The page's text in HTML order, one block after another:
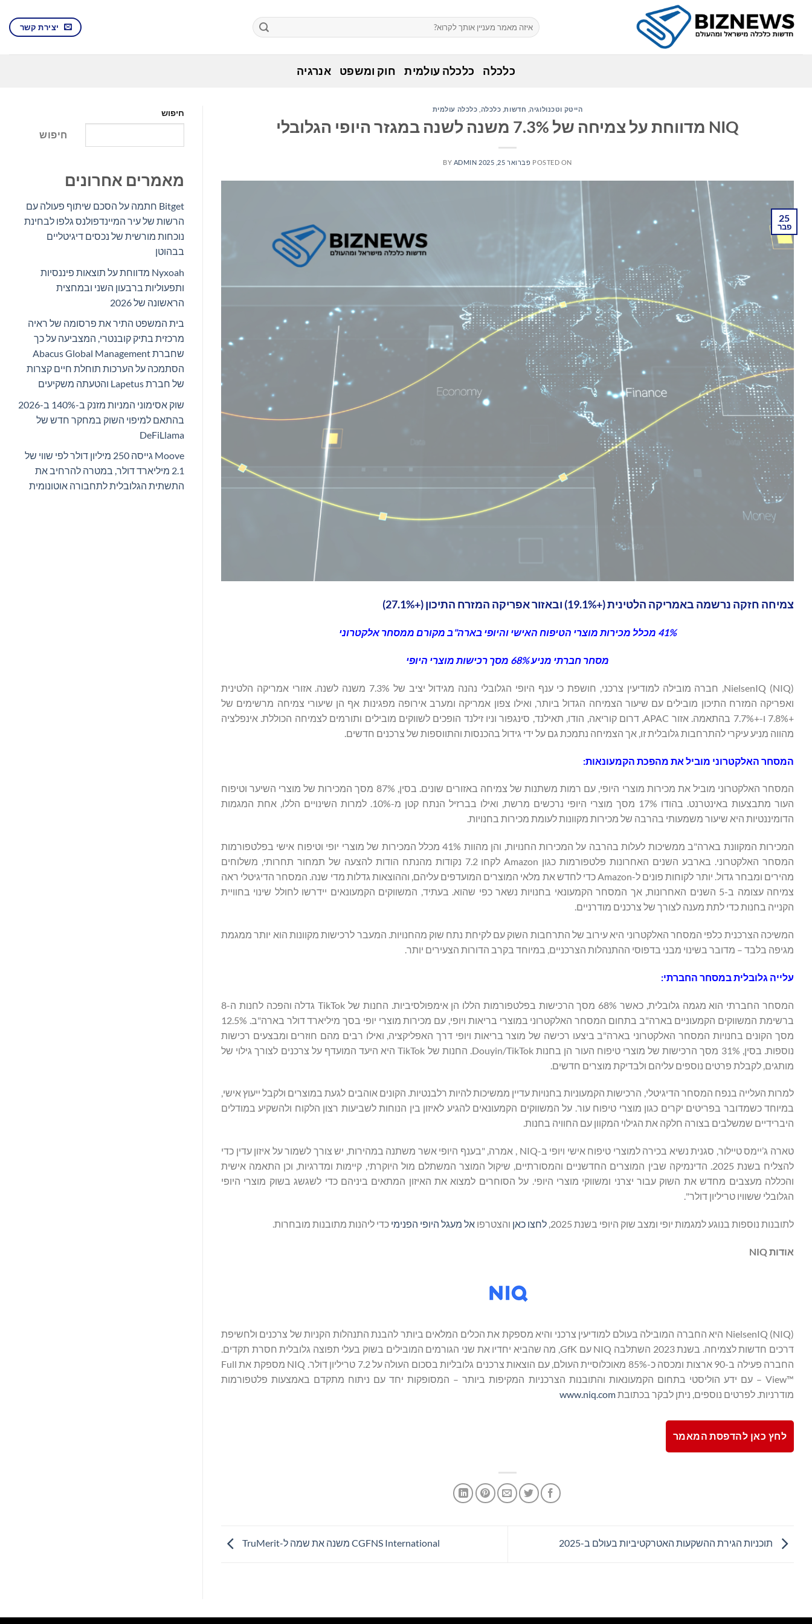
content
יצירת קשר
כלכלה כלכלה עולמית חוק ומשפט אנרגיה
הייטק וטכנולוגיה, חדשות, כלכלה כלכלה עולמית
NIQ מדווחת על צמיחה של 7.3% משנה לשנה במגזר היופי הגלובלי
POSTED ON פברואר 25, 2025 BY ADMIN
25
פבר
צמיחה חזקה נרשמה באמריקה הלטינית (+19.1%) ובאזור אפריקה המזרח התיכון (+27.1%)
41% מכלל מכירות מוצרי הטיפוח האישי והיופי בארה"ב מקורם ממסחר אלקטרוני
מסחר חברתי מניע 68% מסך רכישות מוצרי היופי
‏NielsenIQ (NIQ), חברה מובילה למודיעין צרכני, חושפת כי ענף היופי הגלובלי נהנה מגידול יציב של 7.3% משנה לשנה. אזורי אמריקה הלטינית
ואפריקה המזרח התיכון מובילים עם שיעור הצמיחה הגדול ביותר, ואילו צפון אמריקה ומערב אירופה מפגינות אף הן שיעורי צמיחה מרשימים של
+7.8% ו-+7.7% בהתאמה. אזור APAC, דרום קוריאה, הודו, תאילנד, סינגפור וניו זילנד הופכים לשווקים מובילים ותורמים לצמיחה הכוללת. אינפלציה
מהווה מניע עיקרי להתרחבות גלובלית זו, אך הצמיחה נתמכת גם על ידי גידול בהכנסות והתווספות של צרכנים חדשים.
המסחר האלקטרוני מוביל את מהפכת הקמעונאות:
המסחר האלקטרוני מוביל את מכירות מוצרי היופי, עם רמות משתנות של צמיחה באזורים שונים. בסין, 87% מסך המכירות של מוצרי השיער וטיפוח
העור מתבצעות באינטרנט. בהודו 17% מסך מוצרי היופי נרכשים מרשת, ואילו בברזיל הנתח קטן מ-10%. למרות השינויים הללו, אחת המגמות
הדומיננטיות היא שיעור משמעותי בהרבה של מכירות מקוונות לעומת מכירות בחנויות.
המכירות המקוונת בארה"ב ממשיכות לעלות בהרבה על המכירות החנויות, והן מהוות 41% מכלל המכירות של מוצרי יופי וטיפוח אישי בפלטפורמות
המסחר האלקטרוני. בארבע השנים האחרונות פלטפורמות כגון Amazon לקחו 7.2 נקודות מהנתח הודות להצעה של תמחור תחרותי, משלוחים
מהירים ומבחר גדול. יותר לקוחות פונים ל-Amazon כדי לחדש את מלאי המוצרים המועדפים עליהם, וההוצאות גדלות מדי שנה. המסחר הדיגיטלי ראה
צמיחה עצומה ב-5 השנים האחרונות, אך המסחר הקמעונאי בחנויות נשאר כפי שהוא. בעתיד, המשווקים הקמעונאים יידרשו לחולל שינוי בחוויית
הקנייה בחנות כדי לתת מענה לצורך של צרכנים מודרניים.
המשיכה הצרכנית כלפי המסחר האלקטרוני היא עירוב של התרחבות השוק עם לקיחת נתח שוק מהחנויות. המעבר לרכישות מקוונות הוא יותר ממגמת
מגיפה בלבד – מדובר בשינוי מבני בדפוסי ההתנהלות הצרכניים, במיוחד בקרב הדורות הצעירים יותר.
עלייה גלובלית במסחר החברתי:
המסחר החברתי הוא מגמה גלובלית, כאשר 68% מסך הרכישות בפלטפורמות הללו הן אימפולסיביות. החנות של TikTok גדלה והפכה לחנות ה-8
ברשימת המשווקים הקמעוניים בארה"ב בתחום המסחר האלקטרוני במוצרי בריאות ויופי, עם מכירות מוצרי יופי בסך מיליארד דולר בארה"ב. 12.5%
מסך הקונים בחנויות המסחר האלקטרוני בארה"ב ביצעו רכישה של מוצר בריאות ויופי דרך האפליקציה, ואילו רבים מהם חוזרים ומבצעים רכישות
נוספות. בסין, 31% מסך הרכישות של מוצרי טיפוח העור הן בחנות Douyin/TikTok. החנות של TikTok היא היעד המועדף על צרכנים לצורך גילוי של
מותגים, לקבלת פרטים נוספים עליהם ולבדיקת מוצרים חדשים.
למרות העלייה בנפח המסחר הדיגיטלי, הרכישות הקמעוניות בחנויות עדיין ממשיכות להיות רלבנטיות. הקונים אוהבים לגעת במוצרים ולקבל ייעוץ אישי,
במיוחד כשמדובר בפריטים יקרים כגון מוצרי טיפוח עור. על המשווקים הקמעונאים להגיע לאיזון בין הנוחות לשביעות רצון הלקוח ולהשקיע במודלים
היברידיים שמשלבים בצורה חלקה את הגילוי המקוון עם החוויה בחנות.
טארה ג’יימס טיילור, סגנית נשיא בכירה למוצרי טיפוח אישי ויופי ב-NIQ , אמרה, "בענף היופי אשר משתנה במהירות, יש צורך לשמור על איזון עדין כדי
להצליח בשנת 2025. הדינמיקה שבין המוצרים החדשניים והמסורתיים, שיקול המוצר המשתלם מול היוקרתי, קיימות ומדרגיות, וכן התאמה אישית
והכללה מעצבים מחדש את השוק עבור יצרני ומשווקי מוצרי היופי. על הסוחרים למצוא את האיזון המתאים ביניהם כדי לשגשג בשוק מוצרי היופי
הגלובלי ששוויו טריליון דולר".
לתובנות נוספות בנוגע למגמות יופי ומצב שוק היופי בשנת 2025, לחצו כאן והצטרפו אל מעגל היופי הפנימי כדי ליהנות מתובנות מובחרות.
אודותNIQ
NielsenIQ (NIQ) היא החברה המובילה בעולם למודיעין צרכני והיא מספקת את הכלים המלאים ביותר להבנת התנהלות הקניות של צרכנים ולחשיפת
דרכים חדשות לצמיחה. בשנת 2023 השתלבה NIQ עם GfK, מה שהביא יחדיו את שני הגורמים המובילים בשוק בעלי תפוצה גלובלית חסרת תקדים.
החברה פעילה ב-90 ארצות ומכסה כ-85% מאוכלוסיית העולם, עם הוצאות צרכנים גלובליות בסכום העולה על 7.2 טריליון דולר. NIQ מספקת את Full
View™‎ – עם ידע הוליסטי בתחום הקמעונאות והתובנות הצרכניות המקיפות ביותר – המסופקות יחד עם ניתוח מתקדם באמצעות פלטפורמות
מודרניות. לפרטים נוספים, ניתן לבקר בכתובתwww.niq.com
לחץ כאן להדפסת המאמר
תוכניות הגירת ההשקעות האטרקטיביות בעולם ב-2025 CGFNS International משנה את שמה ל-TruMerit
חיפוש
חיפוש
מאמרים אחרונים
Bitget חתמה על הסכם שיתוף פעולה עם
הרשות של עיר המיינדפולנס גלפו לבחינת
נוכחות מורשית של נכסים דיגיטליים
בבהוטן
Nyxoah מדווחת על תוצאות פיננסיות
ותפעוליות ברבעון השני ובמחצית
הראשונה של 2026
בית המשפט התיר את פרסומה של ראיה
מרכזית בתיק קובנטרי, המצביעה על כך
שחברת Abacus Global Management
הסתמכה על הערכות תוחלת חיים קצרות
של חברת Lapetus והטעתה משקיעים
שוק אסימוני המניות מזנק ב-140% ב-2026
בהתאם למיפוי השוק במחקר חדש של
DeFiLlama
Moove גייסה 250 מיליון דולר לפי שווי של
2.1 מיליארד דולר, במטרה להרחיב את
התשתית הגלובלית לתחבורה אוטונומית